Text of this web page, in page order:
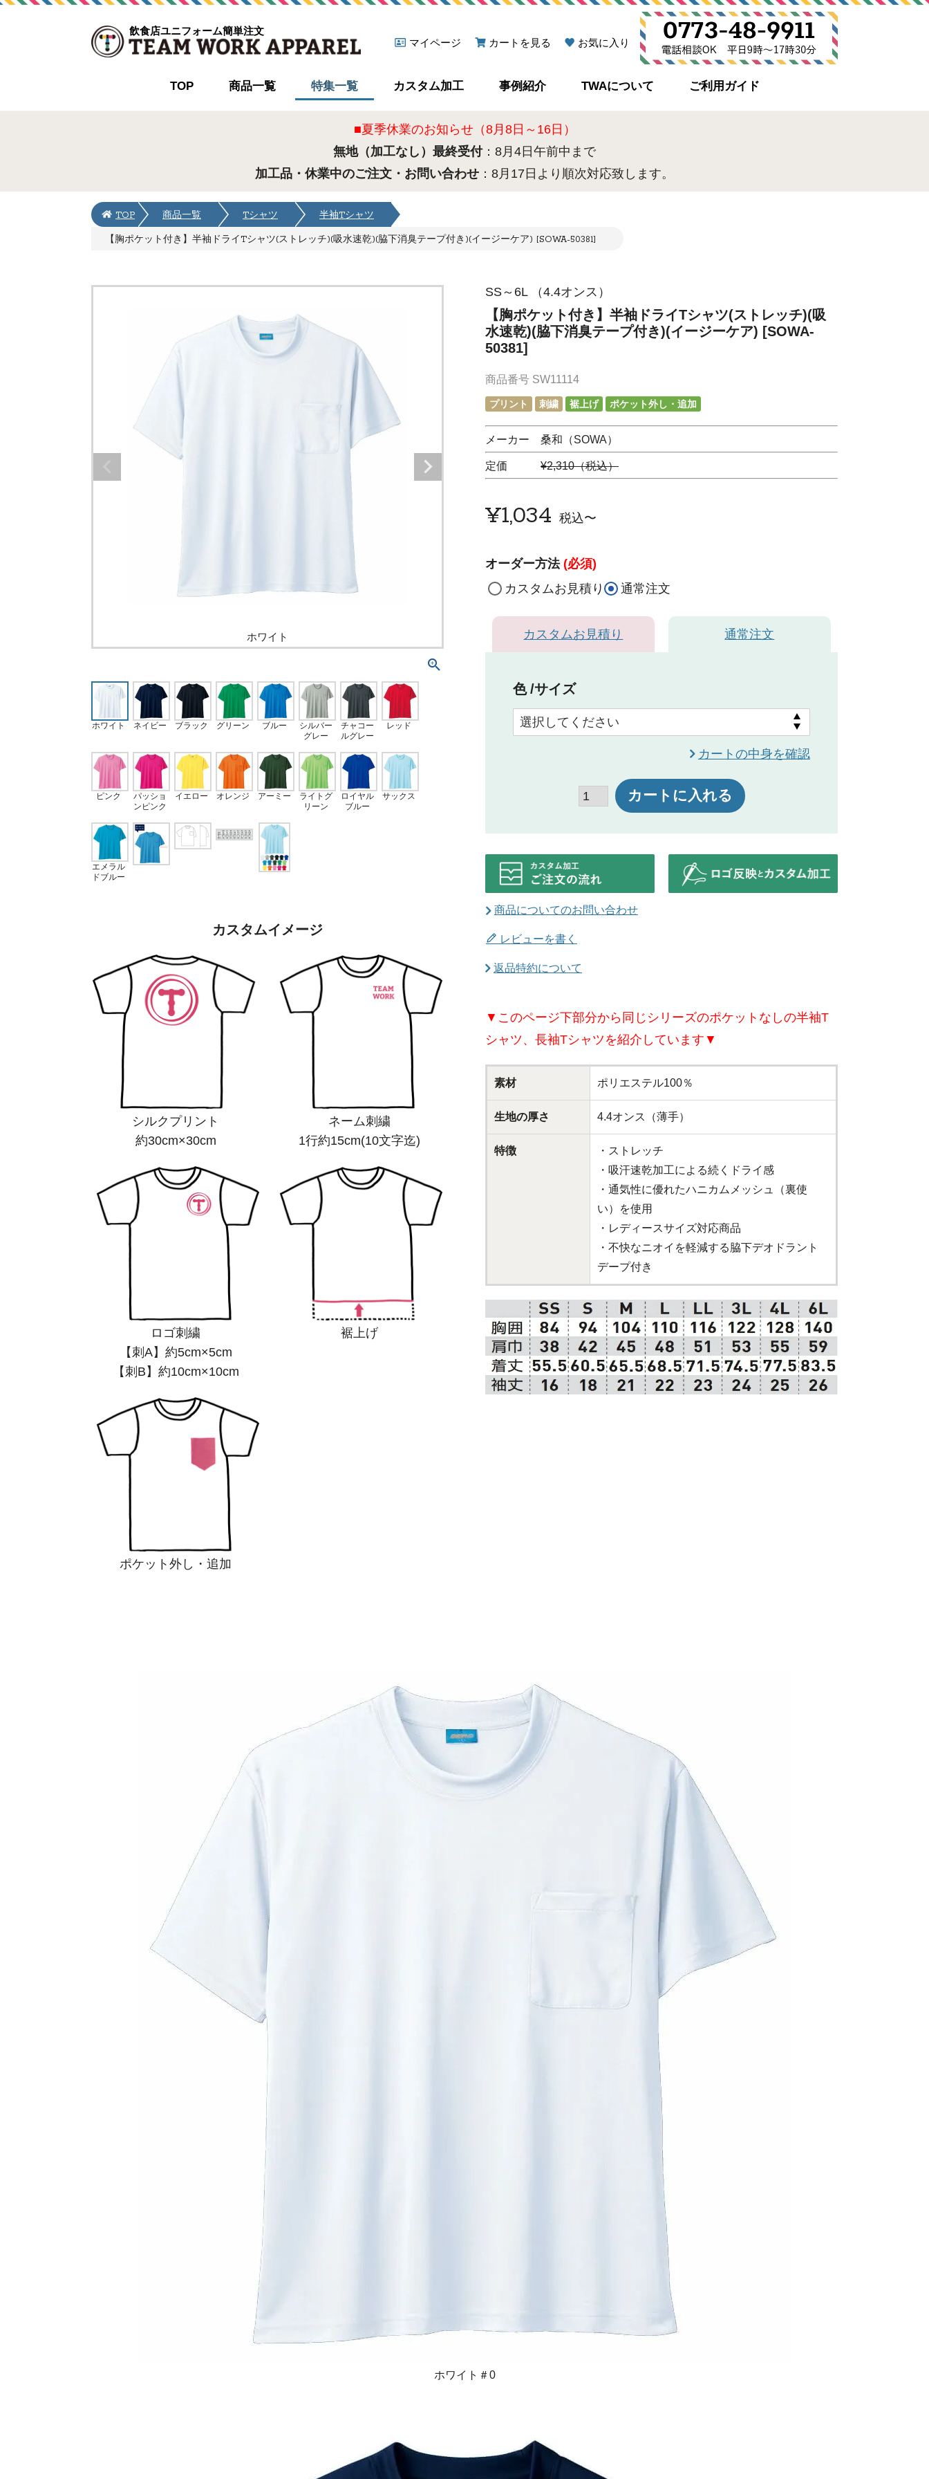
飲食店ユニフォーム簡単注文
マイページ
カートを見る お気に入り
TOP 商品一覧 特集一覧 カスタム加工 事例紹介 TWAについて ご利用ガイド
■夏季休業のお知らせ（8月8日～16日）
無地（加工なし）最終受付：8月4日午前中まで
加工品・休業中のご注文・お問い合わせ ：8月17日より順次対応致します。
TOP 商品一覧 Tシャツ 半袖Tシャツ
【胸ポケット付き】半袖ドライTシャツ(ストレッチ)(吸水速乾)(脇下消臭テープ付き)(イージーケア) [SOWA-50381]
SS～6L （4.4オンス）
【胸ポケット付き】半袖ドライTシャツ(ストレッチ)(吸
水速乾)(脇下消臭テープ付き)(イージーケア) [SOWA-
50381]
商品番号 SW11114
ホワイト ネイビー
ホワイト ネイビー ブラック グリーン ブルー
シルバー
グレー
チャコー
ルグレー
レッド
ピンク
パッショ
ンピンク
イエロー オレンジ アーミー
ライトグ
リーン
ロイヤル
ブルー
サックス
エメラル
ドブルー
プリント 刺繍 裾上げ ポケット外し・追加
メーカー 桑和（SOWA）
定価 ¥2,310（税込）
¥1,034 税込〜
オーダー方法 (必須)
カスタムお見積り
通常注文
カスタムお見積り 通常注文
色 サイズ
カートの中身を確認
カートに入れる
商品についてのお問い合わせ
レビューを書く
返品特約について
▼このページ下部分から同じシリーズのポケットなしの半袖T
シャツ、長袖Tシャツを紹介しています▼
素材 ポリエステル100％
生地の厚さ 4.4オンス（薄手）
特徴
・ストレッチ
・吸汗速乾加工による続くドライ感
・通気性に優れたハニカムメッシュ（裏使
い）を使用
・レディースサイズ対応商品
・不快なニオイを軽減する脇下デオドラント
デープ付き
カスタムイメージ
シルクプリント
約30cm×30cm
ネーム刺繍
1行約15cm(10文字迄)
ロゴ刺繍
【刺A】約5cm×5cm
【刺B】約10cm×10cm
裾上げ
ポケット外し・追加
ホワイト＃0